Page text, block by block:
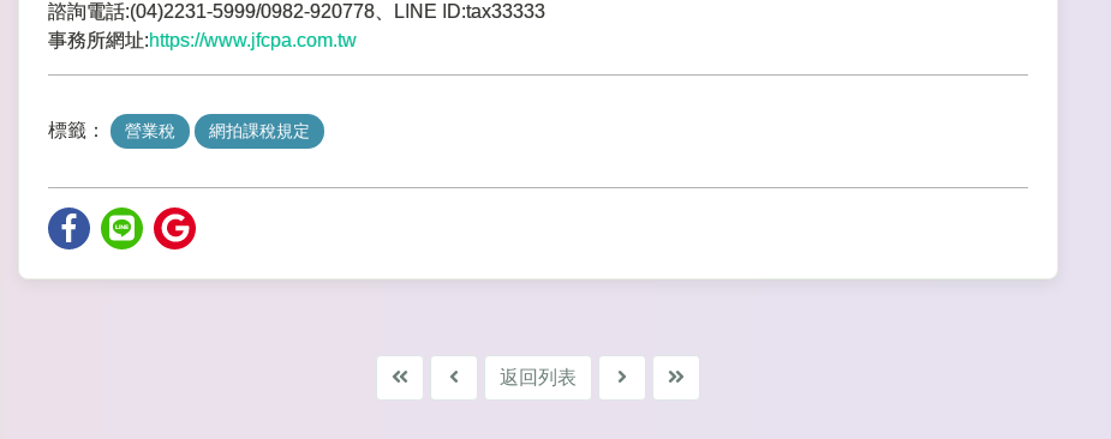
諮詢電話:(04)2231-5999/0982-920778、LINE ID:tax33333
事務所網址:https://www.jfcpa.com.tw
標籤： 營業稅 網拍課稅規定
返回列表